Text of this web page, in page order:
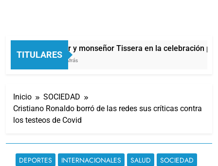
TITULARES
Carlos Balor y monseñor Tissera en la celebración por
24 Segundos Atrás
Inicio
SOCIEDAD
Cristiano Ronaldo borró de las redes sus críticas contra
los testeos de Covid
DEPORTES INTERNACIONALES SALUD SOCIEDAD